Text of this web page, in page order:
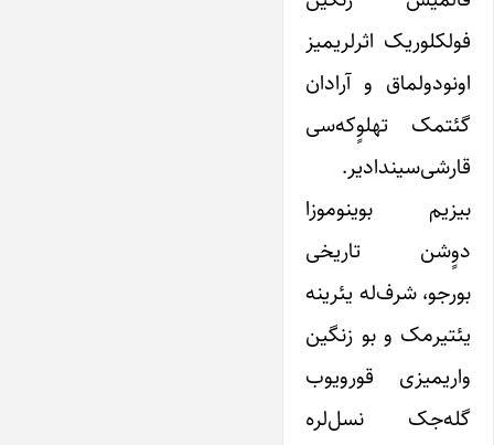
فولکلوریک اثرلریمیز
اونودولماق و آرادان
گئتمک تهلوٍکه‌سی
قارشی‌سیندادیر.
بیزیم بوینوموزا
دوٍشن تاریخی
بورجو، شرف‌له یئرینه
یئتیرمک و بو زنگین
واریمیزی قورویوب
گله‌جک نسل‌لره